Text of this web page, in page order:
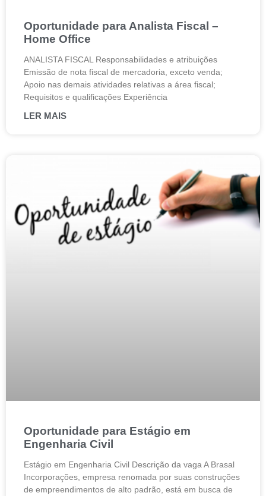
Oportunidade para Analista Fiscal –
Home Office
ANALISTA FISCAL Responsabilidades e atribuições
Emissão de nota fiscal de mercadoria, exceto venda;
Apoio nas demais atividades relativas a área fiscal;
Requisitos e qualificações Experiência
LER MAIS
Oportunidade para Estágio em
Engenharia Civil
Estágio em Engenharia Civil Descrição da vaga A Brasal
Incorporações, empresa renomada por suas construções
de empreendimentos de alto padrão, está em busca de